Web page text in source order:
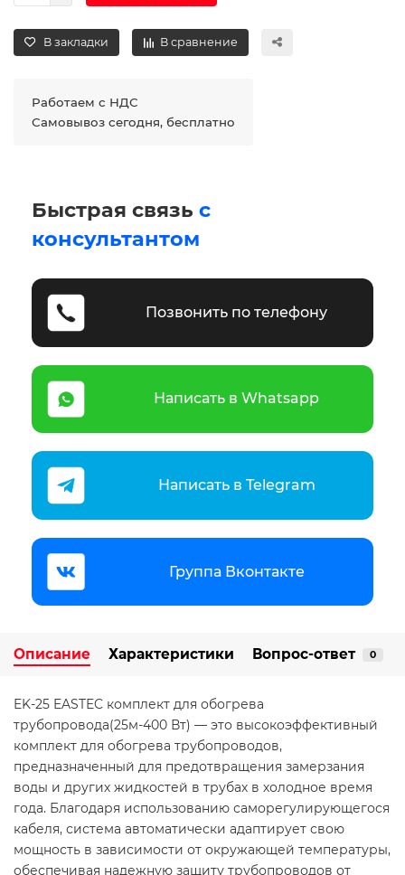
В закладки В сравнение
Работаем с НДС
Самовывоз сегодня, бесплатно
Быстрая связь с
консультантом
Позвонить по телефону
Написать в Whatsapp
Написать в Telegram
Группа Вконтакте
Описание Характеристики Вопрос-ответ 0
EK-25 EASTEC комплект для обогрева
трубопровода(25м-400 Вт) — это высокоэффективный
комплект для обогрева трубопроводов,
предназначенный для предотвращения замерзания
воды и других жидкостей в трубах в холодное время
года. Благодаря использованию саморегулирующегося
кабеля, система автоматически адаптирует свою
мощность в зависимости от окружающей температуры,
обеспечивая надежную защиту трубопроводов от